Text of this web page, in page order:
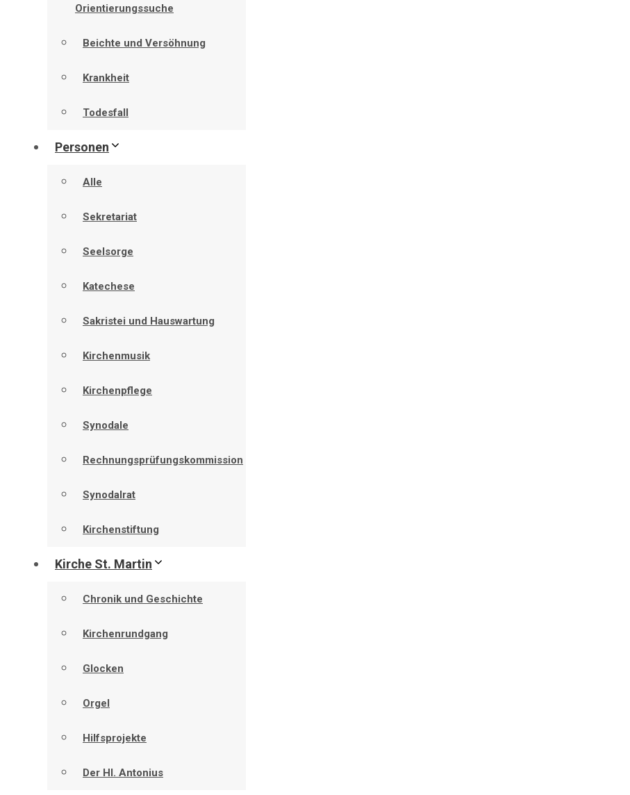
Orientierungssuche
Beichte und Versöhnung
Krankheit
Todesfall
Personen
Alle
Sekretariat
Seelsorge
Katechese
Sakristei und Hauswartung
Kirchenmusik
Kirchenpflege
Synodale
Rechnungsprüfungskommission
Synodalrat
Kirchenstiftung
Kirche St. Martin
Chronik und Geschichte
Kirchenrundgang
Glocken
Orgel
Hilfsprojekte
Der Hl. Antonius